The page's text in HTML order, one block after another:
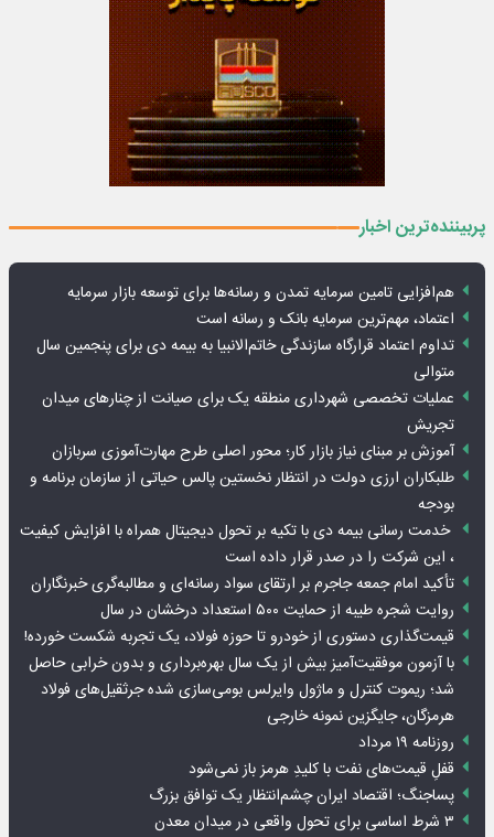
پربیننده‌ترین اخبار
هم‌افزایی تامین سرمایه تمدن و رسانه‌ها برای توسعه بازار سرمایه
اعتماد، مهم‌ترین سرمایه بانک و رسانه است
تداوم اعتماد قرارگاه سازندگی خاتم‌الانبیا به بیمه دی برای پنجمین سال
متوالی
عملیات تخصصی شهرداری منطقه یک برای صیانت از چنارهای میدان
تجریش
آموزش بر مبنای نیاز بازار کار؛ محور اصلی طرح مهارت‌آموزی سربازان
طلبکاران ارزی دولت در انتظار نخستین پالس حیاتی از سازمان برنامه و
بودجه
خدمت رسانی بیمه دی با تکیه بر تحول دیجیتال همراه با افزایش کیفیت
، این شرکت را در صدر قرار داده است
تأکید امام جمعه جاجرم بر ارتقای سواد رسانه‌ای و مطالبه‌گری خبرنگاران
روایت شجره طیبه از حمایت ۵۰۰ استعداد درخشان در سال
قیمت‌گذاری دستوری از خودرو تا حوزه فولاد، یک تجربه شکست خورده!
با آزمون موفقیت‌آمیز بیش از یک سال بهره‌برداری و بدون خرابی حاصل
شد؛ ریموت کنترل و ماژول وایرلس بومی‌سازی شده جرثقیل‌های فولاد
هرمزگان، جایگزین نمونه خارجی
روزنامه ۱۹ مرداد
قفلِ قیمت‌های نفت با کلیدِ هرمز باز نمی‌شود
پساجنگ؛ اقتصاد ایران چشم‌انتظار یک توافق بزرگ
۳ شرط اساسی برای تحول واقعی در میدان معدن